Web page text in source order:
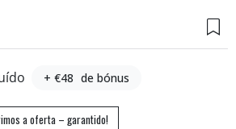
+ €48 de bónus
a oferta – garantido!